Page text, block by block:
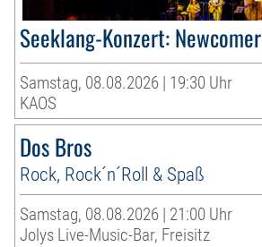
Seeklang-Konzert: Newcomer
Samstag, 08.08.2026 | 19:30 Uhr
KAOS
Dos Bros
Rock, Rock´n´Roll & Spaß
Samstag, 08.08.2026 | 21:00 Uhr
Jolys Live-Music-Bar, Freisitz